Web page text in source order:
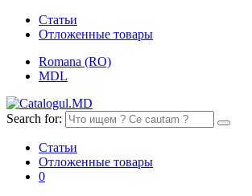
Статьи
Отложенные товары
Romana (RO)
MDL
Search for:
Статьи
Отложенные товары
0